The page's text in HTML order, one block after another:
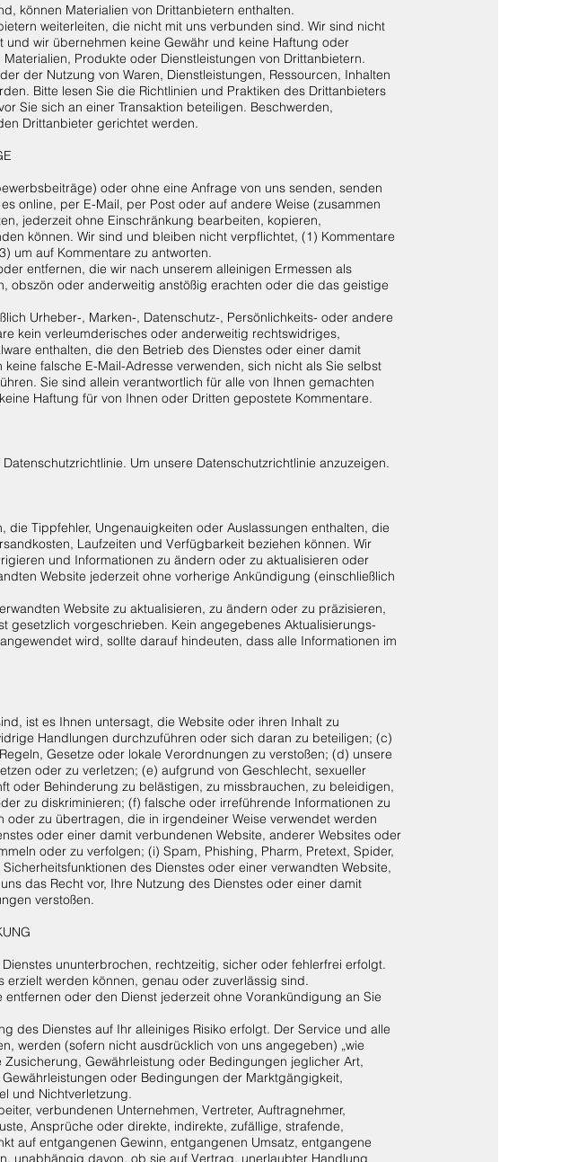
können Materialien von Drittanbietern enthalten.
weiterleiten, die nicht mit uns verbunden sind. Wir sind nicht
wir übernehmen keine Gewähr und keine Haftung oder
Produkte oder Dienstleistungen von Drittanbietern.
der Nutzung von Waren, Dienstleistungen, Ressourcen, Inhalten
Bitte lesen Sie die Richtlinien und Praktiken des Drittanbieters
Sie sich an einer Transaktion beteiligen. Beschwerden,
Drittanbieter gerichtet werden.
oder ohne eine Anfrage von uns senden, senden
online, per E-Mail, per Post oder auf andere Weise (zusammen
jederzeit ohne Einschränkung bearbeiten, kopieren,
können. Wir sind und bleiben nicht verpflichtet, (1) Kommentare
um auf Kommentare zu antworten.
entfernen, die wir nach unserem alleinigen Ermessen als
oder anderweitig anstößig erachten oder die das geistige
Urheber-, Marken-, Datenschutz-, Persönlichkeits- oder andere
kein verleumderisches oder anderweitig rechtswidriges,
enthalten, die den Betrieb des Dienstes oder einer damit
falsche E-Mail-Adresse verwenden, sich nicht als Sie selbst
Sie sind allein verantwortlich für alle von Ihnen gemachten
Haftung für von Ihnen oder Dritten gepostete Kommentare.
Um unsere Datenschutzrichtlinie anzuzeigen.
Tippfehler, Ungenauigkeiten oder Auslassungen enthalten, die
Laufzeiten und Verfügbarkeit beziehen können. Wir
und Informationen zu ändern oder zu aktualisieren oder
Website jederzeit ohne vorherige Ankündigung (einschließlich
Website zu aktualisieren, zu ändern oder zu präzisieren,
gesetzlich vorgeschrieben. Kein angegebenes Aktualisierungs-
wird, sollte darauf hindeuten, dass alle Informationen im
ist es Ihnen untersagt, die Website oder ihren Inhalt zu
Handlungen durchzuführen oder sich daran zu beteiligen; (c)
Gesetze oder lokale Verordnungen zu verstoßen; (d) unsere
oder zu verletzen; (e) aufgrund von Geschlecht, sexueller
oder Behinderung zu belästigen, zu missbrauchen, zu beleidigen,
zu diskriminieren; (f) falsche oder irreführende Informationen zu
zu übertragen, die in irgendeiner Weise verwendet werden
oder einer damit verbundenen Website, anderer Websites oder
oder zu verfolgen; (i) Spam, Phishing, Pharm, Pretext, Spider,
des Dienstes oder einer verwandten Website,
das Recht vor, Ihre Nutzung des Dienstes oder einer damit
verstoßen.
ununterbrochen, rechtzeitig, sicher oder fehlerfrei erfolgt.
werden können, genau oder zuverlässig sind.
oder den Dienst jederzeit ohne Vorankündigung an Sie
des Dienstes auf Ihr alleiniges Risiko erfolgt. Der Service und alle
werden (sofern nicht ausdrücklich von uns angegeben) „wie
Gewährleistung oder Bedingungen jeglicher Art,
oder Bedingungen der Marktgängigkeit,
und Nichtverletzung.
verbundenen Unternehmen, Vertreter, Auftragnehmer,
Ansprüche oder direkte, indirekte, zufällige, strafende,
auf entgangenen Gewinn, entgangenen Umsatz, entgangene
unabhängig davon, ob sie auf Vertrag, unerlaubter Handlung